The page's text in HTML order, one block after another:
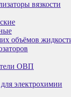
вязкости
объёмов
ОВП
электрохимии